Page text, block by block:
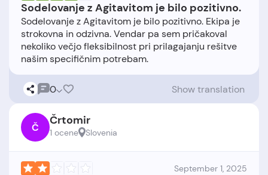
Sodelovanje z Agitavitom je bilo pozitivno.
Sodelovanje z Agitavitom je bilo pozitivno. Ekipa je
strokovna in odzivna. Vendar pa sem pričakoval
nekoliko večjo fleksibilnost pri prilagajanju rešitve
0 Show translation
Č Črtomir
1 ocene Slovenia
September 1, 2025